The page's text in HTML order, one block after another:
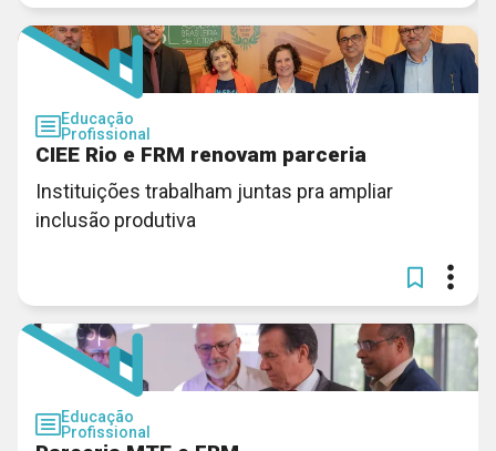
Educação
Profissional
CIEE Rio e FRM renovam parceria
Instituições trabalham juntas pra ampliar
inclusão produtiva
Educação
Profissional